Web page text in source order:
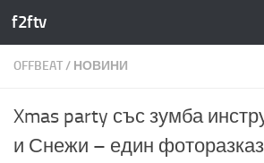
Към съдържанието
f2ftv
OFFBEAT/ НОВИНИ
Xmas party със зумба
и Снежи – един